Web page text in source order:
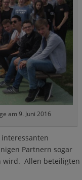
am 9. Juni 2016
Partnern sogar
wird. Allen beteiligten